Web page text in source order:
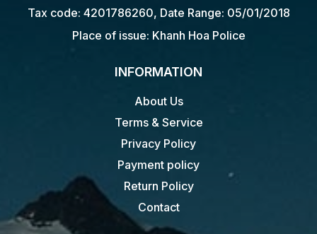
Tax code: 4201786260, Date Range: 05/01/2018
Place of issue: Khanh Hoa Police
INFORMATION
About Us
Terms & Service
Privacy Policy
Payment policy
Return Policy
Contact